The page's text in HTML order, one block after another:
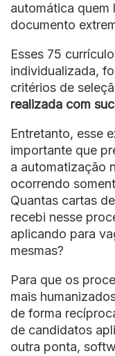
automática quem
documento
Esses 75
individualizada,
critérios de
realizada com
Entretanto, esse
importante que
a automatização
ocorrendo
Quantas cartas
recebi nesse
aplicando para
mesmas?
Para que os
mais
de forma
de candidatos
outra ponta,